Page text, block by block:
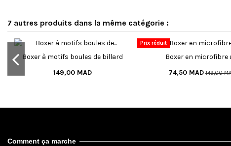
7 autres produits dans la même catégorie :
Boxer à motifs boules de billard
149,00 MAD
Prix réduit
Boxer en microfibre
74,50 MAD 149,00
Comment ça marche